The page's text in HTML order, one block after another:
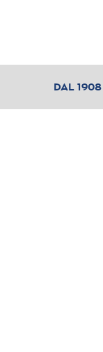
DAL 1908